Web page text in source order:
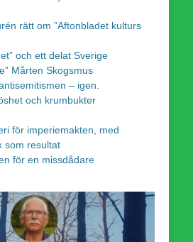
rätt om ”Aftonbladet kulturs
och ett delat Sverige
Mårten Skogsmus
– igen.
och krumbukter
för imperiemakten, med
som resultat
för en missdådare